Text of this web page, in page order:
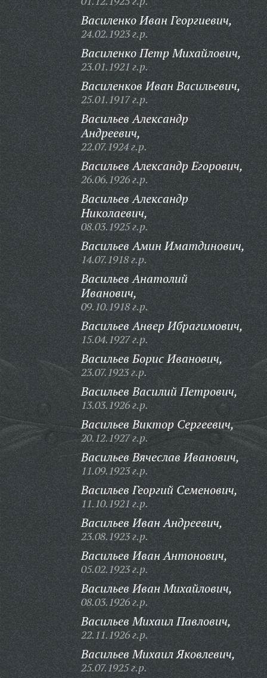
Василенко Иван Георгиевич,
24.02.1923 г.р.
Василенко Петр Михайлович,
23.01.1921 г.р.
Василенков Иван Васильевич,
25.01.1917 г.р.
Васильев Александр
Андреевич,
22.07.1924 г.р.
Васильев Александр Егорович,
26.06.1926 г.р.
Васильев Александр
Николаевич,
08.03.1925 г.р.
Васильев Амин Иматдинович,
14.07.1918 г.р.
Васильев Анатолий
Иванович,
09.10.1918 г.р.
Васильев Анвер Ибрагимович,
15.04.1927 г.р.
Васильев Борис Иванович,
23.07.1923 г.р.
Васильев Василий Петрович,
13.03.1926 г.р.
Васильев Виктор Сергеевич,
20.12.1927 г.р.
Васильев Вячеслав Иванович,
11.09.1923 г.р.
Васильев Георгий Семенович,
11.10.1921 г.р.
Васильев Иван Андреевич,
23.08.1923 г.р.
Васильев Иван Антонович,
05.02.1923 г.р.
Васильев Иван Михайлович,
08.03.1926 г.р.
Васильев Михаил Павлович,
22.11.1926 г.р.
Васильев Михаил Яковлевич,
25.07.1925 г.р.